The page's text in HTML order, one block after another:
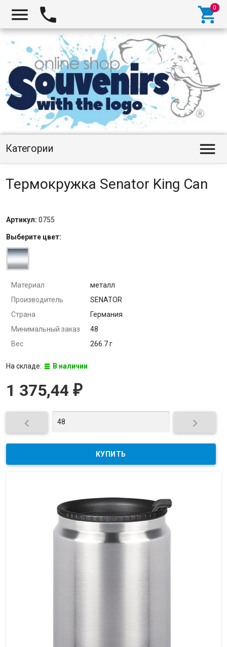
  
Категории 
Термокружка Senator King Can
Артикул: 0755
Выберите цвет:
Материал
металл
Производитель
SENATOR
Страна
Германия
Минимальный заказ
48
Вес
266.7 г
На складе: В наличии
1 375,44 ₽
 